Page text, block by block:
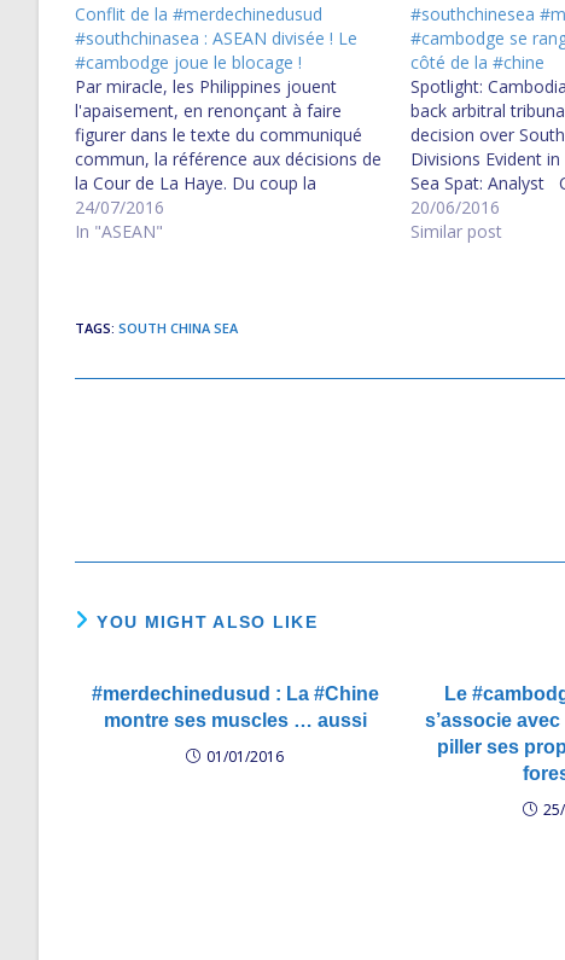
Conflit de la #merdechinedusud
#southchinasea : ASEAN divisée ! Le
#cambodge joue le blocage !
Par miracle, les Philippines jouent
l'apaisement, en renonçant à faire
figurer dans le texte du communiqué
commun, la référence aux décisions de
la Cour de La Haye. Du coup la
situation est débloquée ! Joint-
Statement-on-the-full-and-effective-
support Cambodia…
24/07/2016
In "ASEAN"
#southchinesea
#cambodge se
côté de la #chine
Spotlight:
back arbitral
decision over
Divisions Evident
Sea Spat: Analyst
Asean Statement on
ជាប់​គាំង​នៅ​កណ្តាល​បញ្
20/06/2016
Similar post
TAGS: SOUTH CHINA SEA
YOU MIGHT ALSO LIKE
#merdechinedusud : La #Chine
montre ses muscles … aussi
01/01/2016
Le
s’associe
piller ses